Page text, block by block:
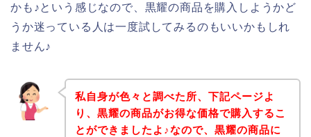
かも♪という感じなので、黒耀の商品を購入しようかど
うか迷っている人は一度試してみるのもいいかもしれ
ません♪
私自身が色々と調べた所、下記ページよ
り、黒耀の商品がお得な価格で購入するこ
とができましたよ♪なので、黒耀の商品に